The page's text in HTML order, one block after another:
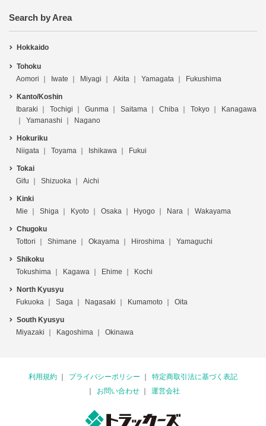
Search by Area
Hokkaido
Tohoku
Aomori
Iwate Miyagi Akita Yamagata Fukushima
Kanto/Koshin
Ibaraki
Tochigi Gunma Saitama Chiba Tokyo
Kanagawa
Yamanashi
Nagano
Hokuriku
Niigata
Toyama Ishikawa Fukui
Tokai
Gifu
Shizuoka Aichi
Kinki
Mie
Shiga Kyoto Osaka Hyogo Nara Wakayama
Chugoku
Tottori
Shimane Okayama Hiroshima Yamaguchi
Shikoku
Tokushima
Kagawa Ehime Kochi
North Kyusyu
Fukuoka
Saga Nagasaki Kumamoto Oita
South Kyusyu
Miyazaki
Kagoshima Okinawa
利用規約 プライバシーポリシー
特定商取引法に基づく表記
お問い合わせ
運営会社